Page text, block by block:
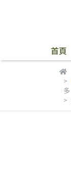
首頁
多